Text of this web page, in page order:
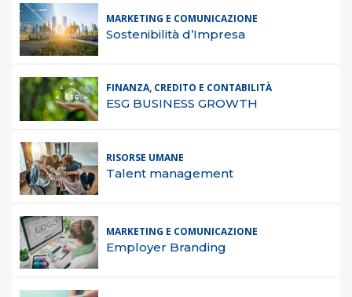
MARKETING E COMUNICAZIONE
Sostenibilità d’Impresa
FINANZA, CREDITO E CONTABILITÀ
ESG BUSINESS GROWTH
RISORSE UMANE
Talent management
MARKETING E COMUNICAZIONE
Employer Branding